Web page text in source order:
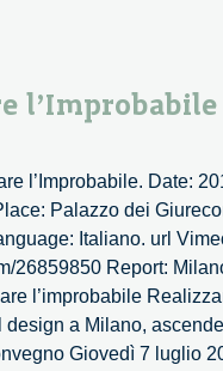
l’Improbabile. Date:
Palazzo dei
Italiano. url
26859850 Report:
l’improbabile
design a Milano,
Giovedì 7 luglio